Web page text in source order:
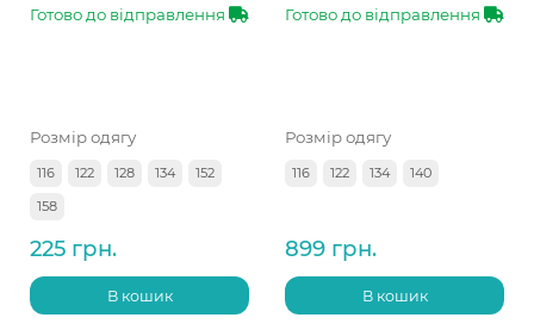
Готово до відправлення
Розмір одягу
116 122 128 134
152
158
225 грн.
В кошик
Готово до відправлення
Розмір одягу
116 122 134 140
899 грн.
В кошик